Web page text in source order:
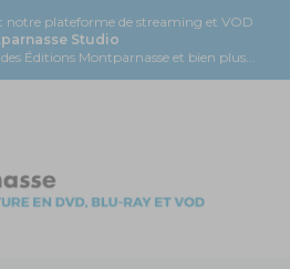
notre plateforme de streaming et VOD
Studio
Éditions Montparnasse et bien plus...